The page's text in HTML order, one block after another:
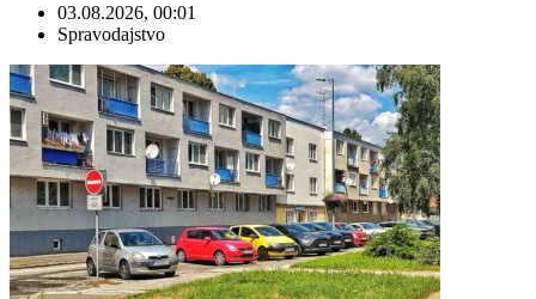
03.08.2026, 00:01
Spravodajstvo